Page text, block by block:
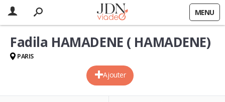
MENU
Ajouter
Fadila HAMADENE ( HAMADENE)
PARIS